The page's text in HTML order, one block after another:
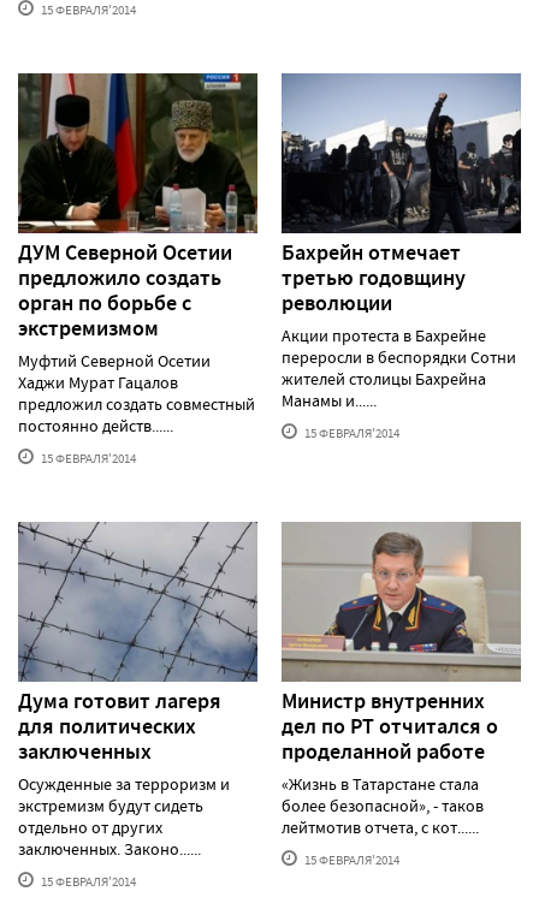
15 ФЕВРАЛЯ'2014
ДУМ Северной Осетии
предложило создать
орган по борьбе с
экстремизмом
Муфтий Северной Осетии
Хаджи Мурат Гацалов
предложил создать совместный
постоянно действ......
15 ФЕВРАЛЯ'2014
Бахрейн отмечает
третью годовщину
революции
Акции протеста в Бахрейне
переросли в беспорядки Сотни
жителей столицы Бахрейна
Манамы и......
15 ФЕВРАЛЯ'2014
Дума готовит лагеря
для политических
заключенных
Осужденные за терроризм и
экстремизм будут сидеть
отдельно от других
заключенных. Законо......
15 ФЕВРАЛЯ'2014
Министр внутренних
дел по РТ отчитался о
проделанной работе
«Жизнь в Татарстане стала
более безопасной», - таков
лейтмотив отчета, с кот......
15 ФЕВРАЛЯ'2014